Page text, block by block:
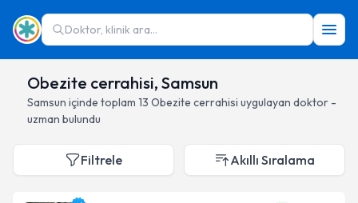
Doktor, klinik ara...
Obezite cerrahisi, Samsun
Samsun içinde toplam 13 Obezite cerrahisi uygulayan doktor -
uzman bulundu
Filtrele Akıllı Sıralama